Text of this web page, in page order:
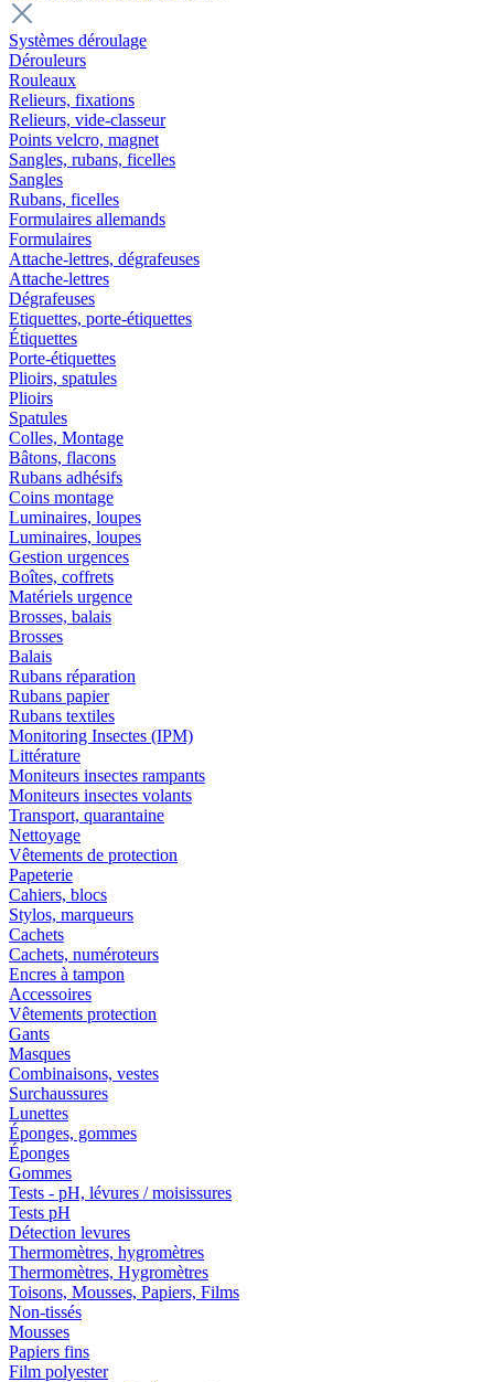
Systèmes déroulage
Dérouleurs
Rouleaux
Relieurs, fixations
Relieurs, vide-classeur
Points velcro, magnet
Sangles, rubans, ficelles
Sangles
Rubans, ficelles
Formulaires allemands
Formulaires
Attache-lettres, dégrafeuses
Attache-lettres
Dégrafeuses
Etiquettes, porte-étiquettes
Étiquettes
Porte-étiquettes
Plioirs, spatules
Plioirs
Spatules
Colles, Montage
Bâtons, flacons
Rubans adhésifs
Coins montage
Luminaires, loupes
Luminaires, loupes
Gestion urgences
Boîtes, coffrets
Matériels urgence
Brosses, balais
Brosses
Balais
Rubans réparation
Rubans papier
Rubans textiles
Monitoring Insectes (IPM)
Littérature
Moniteurs insectes rampants
Moniteurs insectes volants
Transport, quarantaine
Nettoyage
Vêtements de protection
Papeterie
Cahiers, blocs
Stylos, marqueurs
Cachets
Cachets, numéroteurs
Encres à tampon
Accessoires
Vêtements protection
Gants
Masques
Combinaisons, vestes
Surchaussures
Lunettes
Éponges, gommes
Éponges
Gommes
Tests - pH, lévures / moisissures
Tests pH
Détection levures
Thermomètres, hygromètres
Thermomètres, Hygromètres
Toisons, Mousses, Papiers, Films
Non-tissés
Mousses
Papiers fins
Film polyester